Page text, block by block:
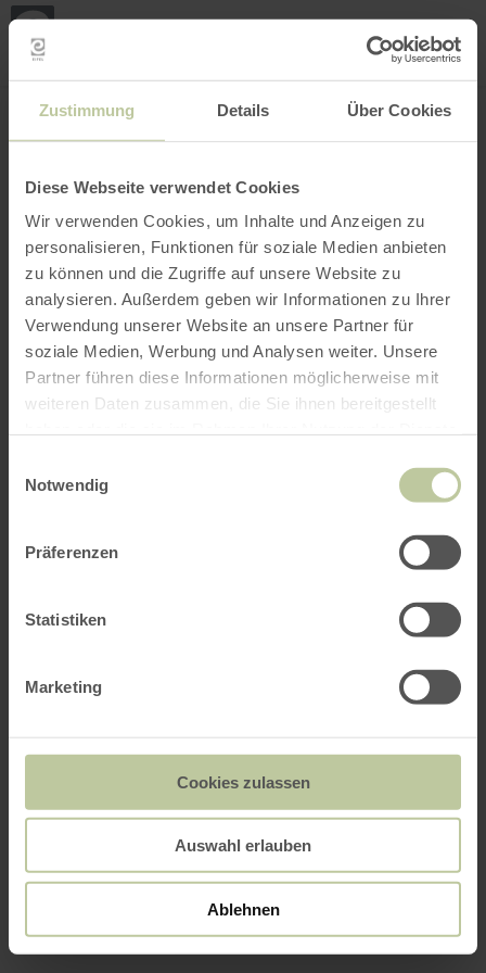
Zustimmung Details Über Cookies
Diese Webseite verwendet Cookies
Wir verwenden Cookies, um Inhalte und Anzeigen zu
personalisieren, Funktionen für soziale Medien anbieten
zu können und die Zugriffe auf unsere Website zu
analysieren. Außerdem geben wir Informationen zu Ihrer
Verwendung unserer Website an unsere Partner für
soziale Medien, Werbung und Analysen weiter. Unsere
Partner führen diese Informationen möglicherweise mit
weiteren Daten zusammen, die Sie ihnen bereitgestellt
Notwendig
Präferenzen
Statistiken
Marketing
Cookies zulassen
Auswahl erlauben
Ablehnen
INTERACTIEVE KAART
Mijn
Filter openen